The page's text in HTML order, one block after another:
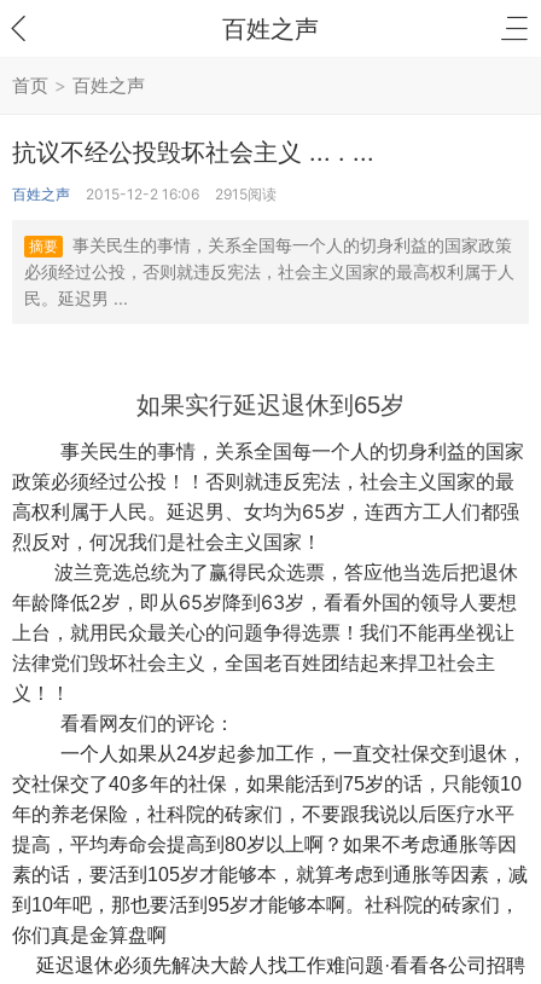
百姓之声
首页 > 百姓之声
抗议不经公投毁坏社会主义 ... . ...
百姓之声 2015-12-2 16:06 2915阅读
摘要
事关民生的事情，关系全国每一个人的切身利益的国家政策
必须经过公投，否则就违反宪法，社会主义国家的最高权利属于人
民。延迟男 ...
如果实行延迟退休到65岁
事关民生的事情，关系全国每一个人的切身利益的国家
政策必须经过公投！！否则就违反宪法，社会主义国家的最
高权利属于人民。延迟男、女均为65岁，连西方工人们都强
烈反对，何况我们是社会主义国家！
波兰竞选总统为了赢得民众选票，答应他当选后把退休
年龄降低2岁，即从65岁降到63岁，看看外国的领导人要想
上台，就用民众最关心的问题争得选票！我们不能再坐视让
法律党们毁坏社会主义，全国老百姓团结起来捍卫社会主
义！！
看看网友们的评论：
一个人如果从24岁起参加工作，一直交社保交到退休，
交社保交了40多年的社保，如果能活到75岁的话，只能领10
年的养老保险，社科院的砖家们，不要跟我说以后医疗水平
提高，平均寿命会提高到80岁以上啊？如果不考虑通胀等因
素的话，要活到105岁才能够本，就算考虑到通胀等因素，减
到10年吧，那也要活到95岁才能够本啊。社科院的砖家们，
你们真是金算盘啊
延迟退休必须先解决大龄人找工作难问题·看看各公司招聘